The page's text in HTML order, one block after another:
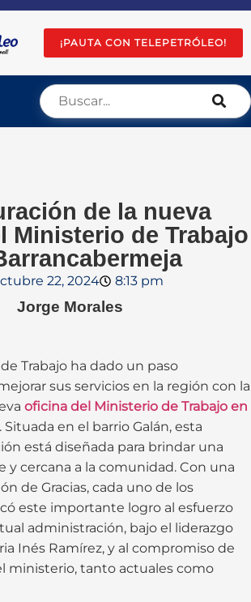
¡PAUTA CON TELEPETRÓLEO!
de la nueva
Ministerio de Trabajo
22, 2024 8:13 pm
Jorge Morales
Trabajo ha dado un paso
sus servicios en la región con la
oficina del Ministerio de Trabajo en
. Situada en el barrio Galán, esta
está diseñada para brindar una
y cercana a la comunidad. Con una
de Gracias, cada uno de los
este importante logro al esfuerzo
administración, bajo el liderazgo
Inés Ramírez, y al compromiso de
ministerio, tanto actuales como